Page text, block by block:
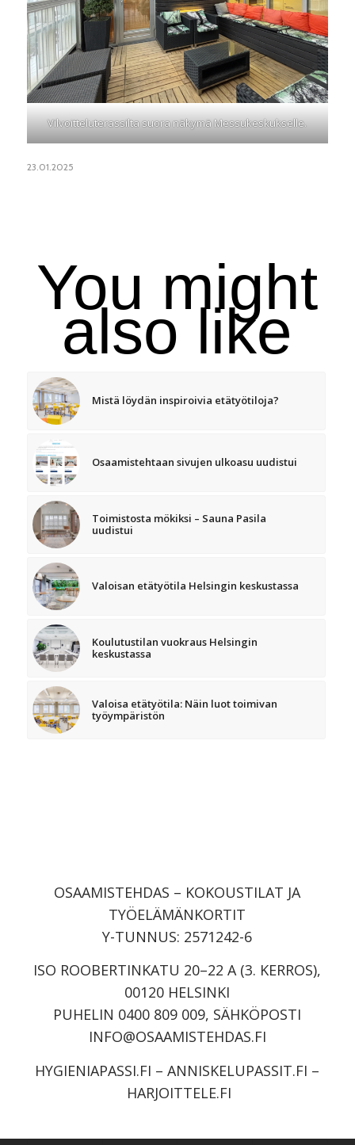
Vilvoitteluterassilta suora näkymä Messukeskukselle.
23.01.2025
You might
also like
Mistä löydän inspiroivia etätyötiloja?
Osaamistehtaan sivujen ulkoasu uudistui
Toimistosta mökiksi – Sauna Pasila
uudistui
Valoisan etätyötila Helsingin keskustassa
Koulutustilan vuokraus Helsingin
keskustassa
Valoisa etätyötila: Näin luot toimivan
työympäristön
OSAAMISTEHDAS – KOKOUSTILAT JA
TYÖELÄMÄNKORTIT
Y-TUNNUS: 2571242-6
ISO ROOBERTINKATU 20–22 A (3. KERROS),
00120 HELSINKI
PUHELIN 0400 809 009, SÄHKÖPOSTI
INFO@OSAAMISTEHDAS.FI
HYGIENIAPASSI.FI –ANNISKELUPASSIT.FI –
HARJOITTELE.FI